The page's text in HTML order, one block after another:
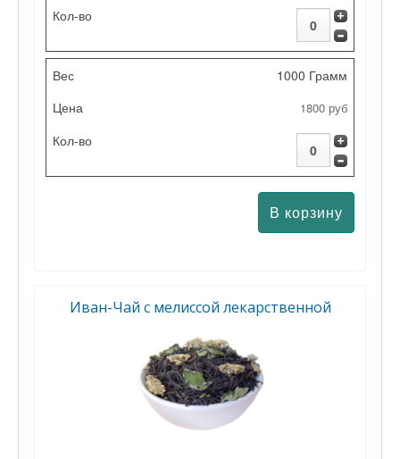
1000 Грамм
1800 руб
Иван-Чай с мелиссой лекарственной